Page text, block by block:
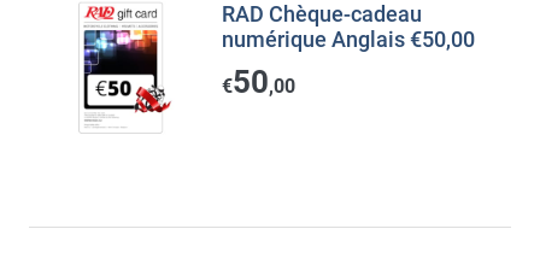
RAD Chèque-cadeau
numérique Anglais €50,00
€50,00